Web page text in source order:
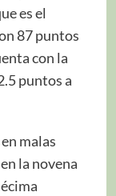
es el
87 puntos
con la
puntos a
malas
la novena